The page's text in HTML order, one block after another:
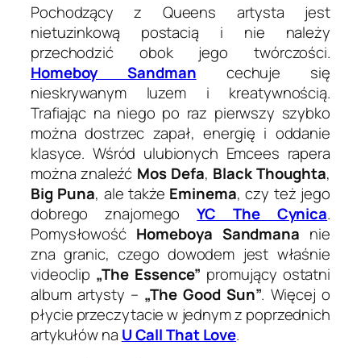
Pochodzący z Queens artysta jest
nietuzinkową postacią i nie należy
przechodzić obok jego twórczości.
Homeboy Sandman cechuje się
nieskrywanym luzem i kreatywnością.
Trafiając na niego po raz pierwszy szybko
można dostrzec zapał, energię i oddanie
klasyce. Wśród ulubionych Emcees rapera
można znaleźć Mos Defa, Black Thoughta,
Big Puna, ale także Eminema, czy też jego
dobrego znajomegoYC The Cynica.
Pomysłowość Homeboya Sandmana nie
zna granic, czego dowodem jest właśnie
videoclip „The Essence” promujący ostatni
album artysty – „The Good Sun”. Więcej o
płycie przeczytacie w jednym z poprzednich
artykułów na U Call That Love.